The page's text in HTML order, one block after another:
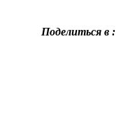
Поделиться в :